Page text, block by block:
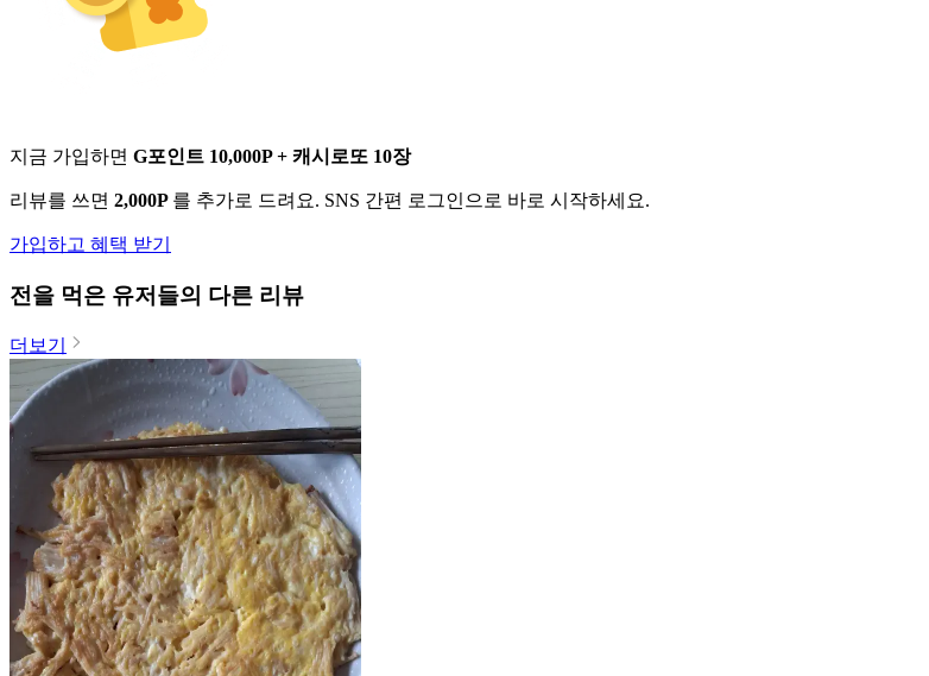
지금 가입하면 G포인트 10,000P + 캐시로또 10장
리뷰를 쓰면 2,000P 를 추가로 드려요. SNS 간편 로그인으로 바로 시작하세요.
가입하고 혜택 받기
전을 먹은 유저들의 다른 리뷰
더보기